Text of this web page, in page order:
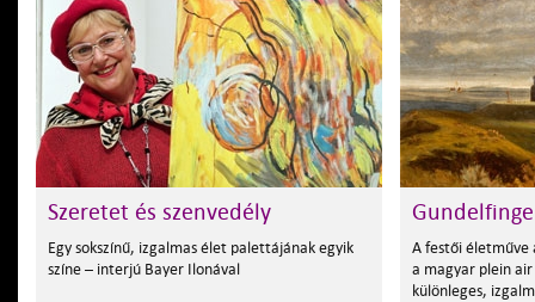
Szeretet és szenvedély
Egy sokszínű, izgalmas élet palettájának egyik
színe – interjú Bayer Ilonával
A festői életműve
a magyar plein
különleges,